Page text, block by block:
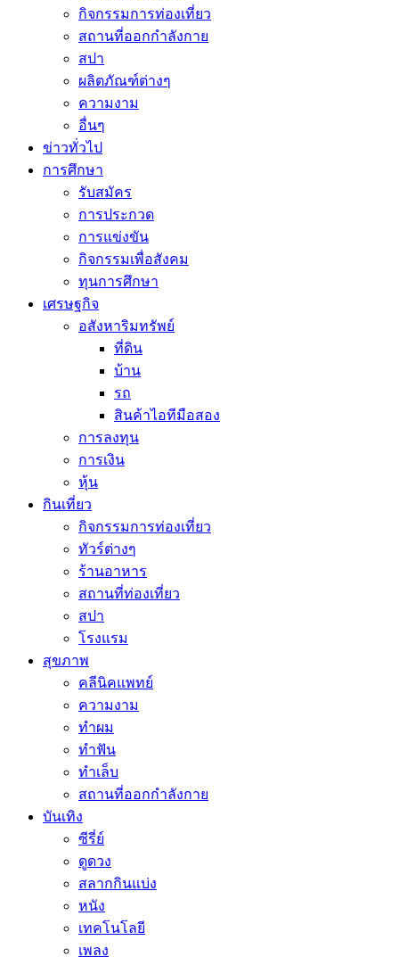
กิจกรรมการท่องเที่ยว
สถานที่ออกกำลังกาย
สปา
ผลิตภัณฑ์ต่างๆ
ความงาม
อื่นๆ
ข่าวทั่วไป
การศึกษา
รับสมัคร
การประกวด
การแข่งขัน
กิจกรรมเพื่อสังคม
ทุนการศึกษา
เศรษฐกิจ
อสังหาริมทรัพย์
ที่ดิน
บ้าน
รถ
สินค้าไอทีมือสอง
การลงทุน
การเงิน
หุ้น
กินเที่ยว
กิจกรรมการท่องเที่ยว
ทัวร์ต่างๆ
ร้านอาหาร
สถานที่ท่องเที่ยว
สปา
โรงแรม
สุขภาพ
คลีนิคแพทย์
ความงาม
ทำผม
ทำฟัน
ทำเล็บ
สถานที่ออกกำลังกาย
บันเทิง
ซีรี่ย์
ดูดวง
สลากกินแบ่ง
หนัง
เทคโนโลยี
เพลง